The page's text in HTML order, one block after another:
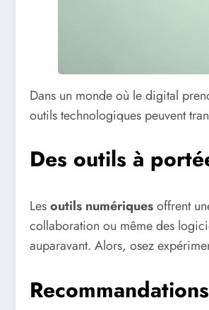
Dans un monde où le digital
outils technologiques peuvent
Des outils à
Lesoutils numériquesoffrent
collaboration ou même des
auparavant. Alors, osez